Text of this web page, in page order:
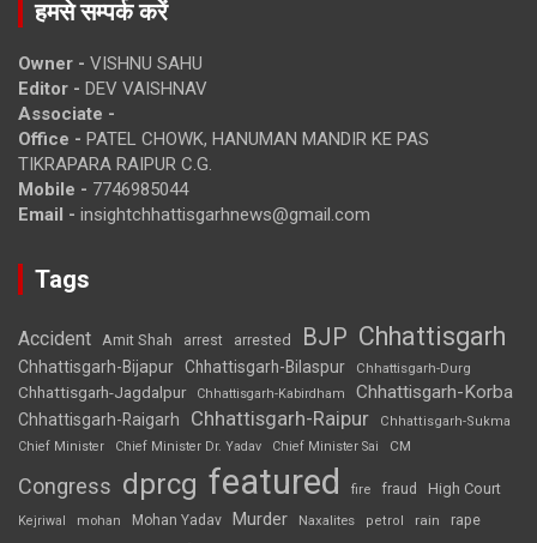
हमसे सम्पर्क करें
Owner - VISHNU SAHU
Editor - DEV VAISHNAV
Associate -
Office - PATEL CHOWK, HANUMAN MANDIR KE PAS
TIKRAPARA RAIPUR C.G.
Mobile - 7746985044
Email - insightchhattisgarhnews@gmail.com
Tags
Accident Amit Shah arrest arrested BJP Chhattisgarh
Chhattisgarh-Bijapur Chhattisgarh-Bilaspur Chhattisgarh-Durg
Chhattisgarh-Jagdalpur Chhattisgarh-Kabirdham Chhattisgarh-Korba
Chhattisgarh-Raigarh Chhattisgarh-Raipur
Chhattisgarh-Sukma
Chief Minister
Chief Minister Dr. Yadav Chief Minister Sai CM
Congress dprcg featured fire fraud High Court
Kejriwal mohan Mohan Yadav Murder Naxalites petrol rain rape